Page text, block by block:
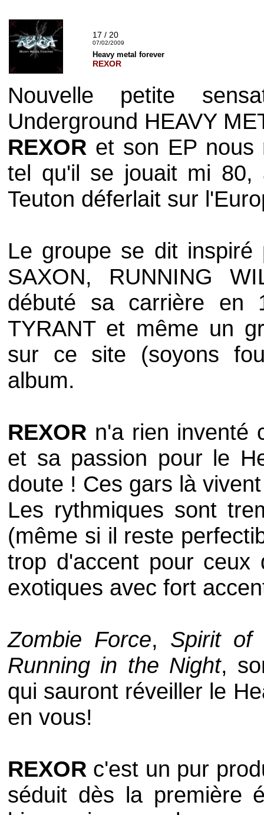
17 / 20
07/02/2009
Heavy metal forever
REXOR
Nouvelle petite
Underground HEAVY
REXOR et son EP nous
tel qu'il se jouait mi 80,
Teuton déferlait sur
Le groupe se dit
SAXON, RUNNING
débuté sa carrière en
TYRANTet même un
sur ce site (soyons
album.
REXOR n'a rien inventé
et sa passion pour le
doute ! Ces gars là
Les rythmiques sont
(même si il reste
trop d'accent pour ceux
exotiques avec fort
Zombie Force, Spirit of
Running in the Night,
qui sauront réveiller le
en vous!
REXOR c'est un pur
séduit dès la première